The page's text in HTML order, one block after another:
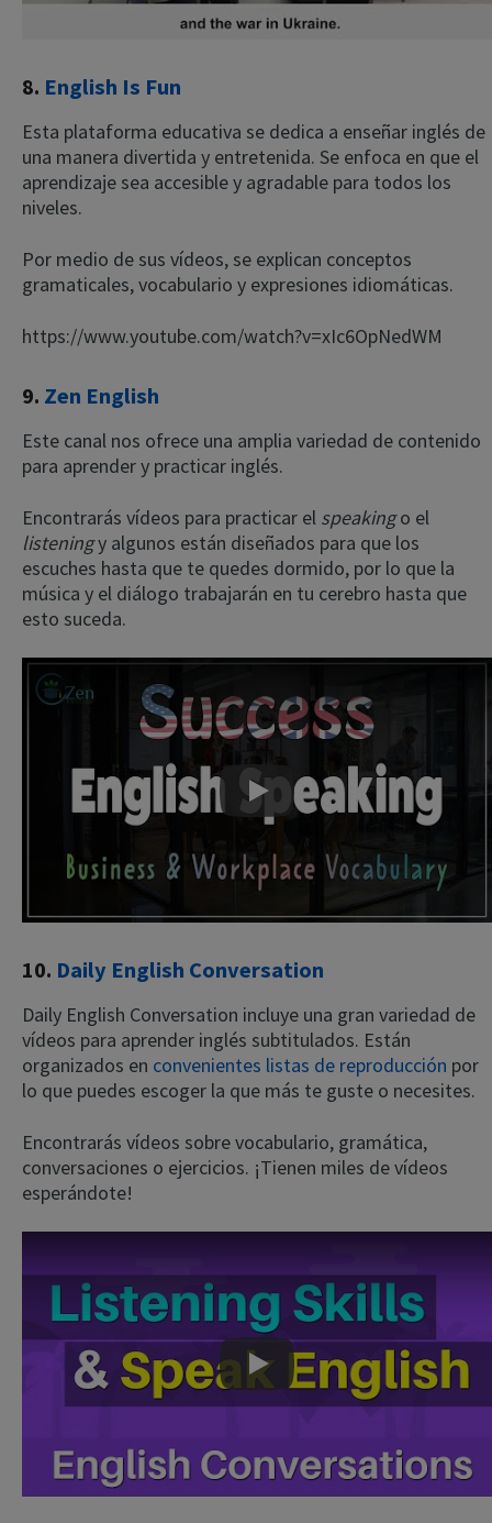
8. English Is Fun
Esta plataforma educativa se dedica a enseñar inglés de
una manera divertida y entretenida. Se enfoca en que el
aprendizaje sea accesible y agradable para todos los
niveles.
Por medio de sus vídeos, se explican conceptos
gramaticales, vocabulario y expresiones idiomáticas.
https://www.youtube.com/watch?v=xIc6OpNedWM
9. Zen English
Este canal nos ofrece una amplia variedad de contenido
para aprender y practicar inglés.
Encontrarás vídeos para practicar el speakingo el
listeningy algunos están diseñados para que los
escuches hasta que te quedes dormido, por lo que la
música y el diálogo trabajarán en tu cerebro hasta que
esto suceda.
Play
10. Daily English Conversation
Daily English Conversation incluye una gran variedad de
vídeos para aprender inglés subtitulados. Están
organizados en convenientes listas de reproducción por
lo que puedes escoger la que más te guste o necesites.
Encontrarás vídeos sobre vocabulario, gramática,
conversaciones o ejercicios. ¡Tienen miles de vídeos
esperándote!
Play